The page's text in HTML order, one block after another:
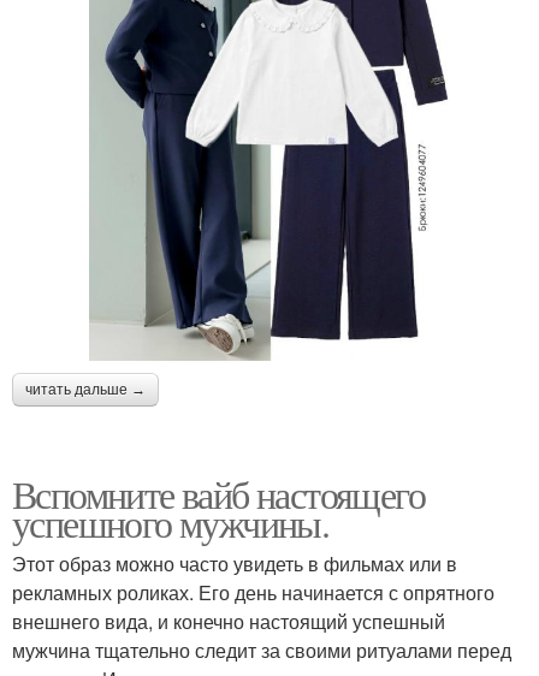
читать дальше →
Вспомните вайб настоящего
успешного мужчины.
Этот образ можно часто увидеть в фильмах или в
рекламных роликах. Его день начинается с опрятного
внешнего вида, и конечно настоящий успешный
мужчина тщательно следит за своими ритуалами перед